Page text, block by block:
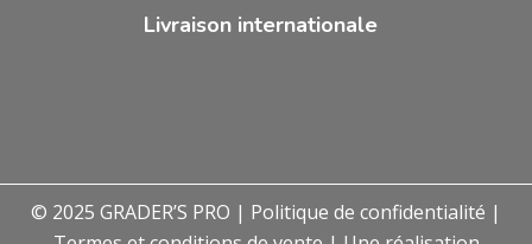
Livraison internationale
© 2025 GRADER’S PRO | Politique de confidentialité |